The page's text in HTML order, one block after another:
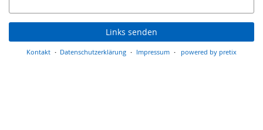
Mail
Links senden
Kontakt Datenschutzerklärung Impressum powered by pretix